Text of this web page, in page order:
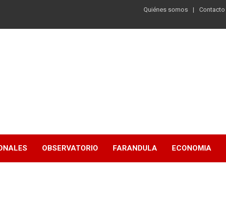
Quiénes somos Contacto
OBSERVATORIO FARANDULA ECONOMIA